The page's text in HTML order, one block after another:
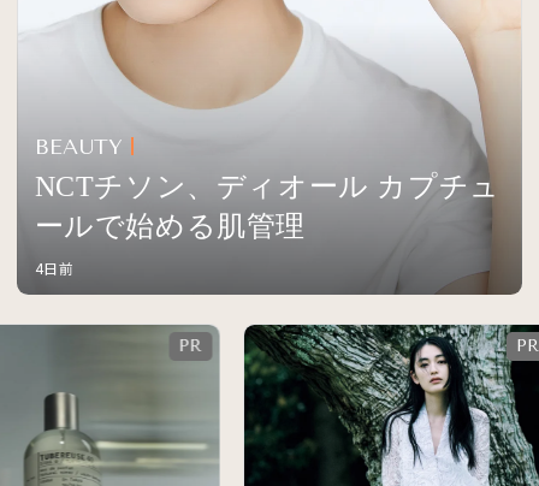
BEAUTY
NCTチソン、ディオール カプチュ
ールで始める肌管理
4日前